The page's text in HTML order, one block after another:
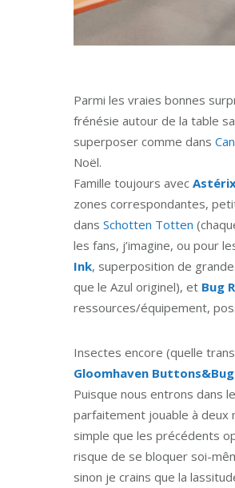
Parmi les vraies bonnes
frénésie autour de la table
superposer comme dans
Noël.
Famille toujours avec
zones correspondantes,
dans Schotten Totten
les fans, j’imagine, ou pour
Ink, superposition de
que le Azul originel), et Bug
ressources/équipement,
Insectes encore (quelle
Gloomhaven
Puisque nous entrons dans
parfaitement jouable à
simple que les précédents
risque de se bloquer soi-
sinon je crains que la